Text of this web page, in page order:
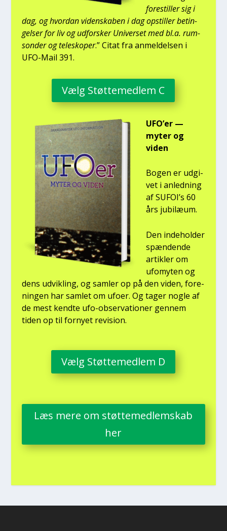
fore­stil­ler sig i
dag, og hvor­dan viden­ska­ben i dag opstil­ler betin­
gel­ser for liv og udfor­sker Uni­ver­set med bl.a. rum­
son­der og telesko­per.” Citat fra anmel­del­sen i
UFO-Mail 391.
Vælg Støt­te­med­lem C
UFO’er —
myter og
viden
Bogen er udgi­
vet i anled­ning
af SUFOI’s 60
års jubilæum.
Den inde­hol­der
spæn­den­de
artik­ler om
ufo­myten og
dens udvik­ling, og sam­ler op på den viden, for­e­
nin­gen har sam­let om ufo­er. Og tager nog­le af
de mest kend­te ufo-obser­va­tio­ner gen­nem
tiden op til for­ny­et revi­sion.
Vælg Støt­te­med­lem D
Læs mere om støt­te­med­lem­skab
her